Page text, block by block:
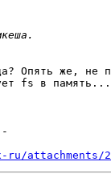
Опять же, не
fs в память...
attachments/